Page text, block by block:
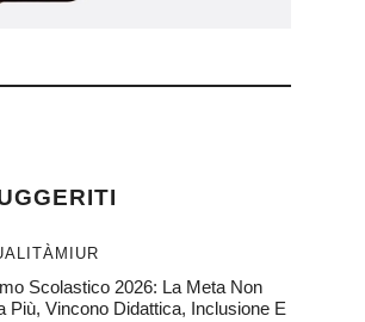
MIUR
Scolastico 2026: La Meta Non
Più, Vincono Didattica, Inclusione E